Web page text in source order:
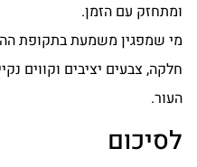
ומתחזק עם הזמן.
מי שמפגין משמעת בתקופת
חלקה, צבעים יציבים וקווים
העור.
לסיכום